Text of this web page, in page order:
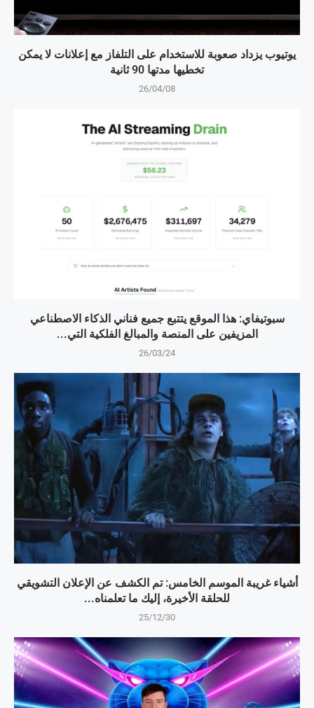
يوتيوب يزداد صعوبة للاستخدام على التلفاز مع إعلانات لا يمكن
تخطيها مدتها 90 ثانية
26/04/08
سبوتيفاي: هذا الموقع يتتبع جميع فناني الذكاء الاصطناعي
المزيفين على المنصة والمبالغ الفلكية التي...
26/03/24
أشياء غريبة الموسم الخامس: تم الكشف عن الإعلان التشويقي
للحلقة الأخيرة، إليك ما تعلمناه...
25/12/30